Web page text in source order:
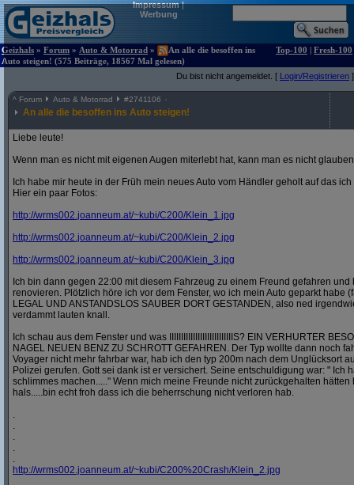
Impressum|
Werbung
Geizhals » Forum » Auto & Motorrad »
An alle die besoffen ins
Auto steigen! (575 Beiträge, 18567 Mal gelesen)
Top-100 | Fresh-100
Du bist nicht angemeldet. [ Login/Registrieren ]
^ Forum Auto & Motorrad #2741106
An alle die besoffen ins Auto steigen!
Liebe leute!
Wenn man es nicht mit eigenen Augen miterlebt hat, kann man es nicht
Ich habe mir heute in der Früh mein neues Auto vom Händler geholt auf das
Hier ein paar Fotos:
http://wrms002.joanneum.at/~kubi/C200/Klein_1.jpg
http://wrms002.joanneum.at/~kubi/C200/Klein_2.jpg
http://wrms002.joanneum.at/~kubi/C200/Klein_3.jpg
Ich bin dann gegen 22:00 mit diesem Fahrzeug zu einem Freund gefahren
renovieren. Plötzlich höre ich vor dem Fenster, wo ich mein Auto geparkt habe
LEGAL UND ANSTANDSLOS SAUBER DORT GESTANDEN, also ned
verdammt lauten knall.
Ich schau aus dem Fenster und was IIIIIIIIIIIIIIIIIIIIIIIIIIIS? EIN VERHURTER
NAGEL NEUEN BENZ ZU SCHROTT GEFAHREN. Der Typ wollte dann noch
Voyager nicht mehr fahrbar war, hab ich den typ 200m nach dem Unglücksort
Polizei gerufen. Gott sei dank ist er versichert. Seine entschuldigung war: " Ich
schlimmes machen....." Wenn mich meine Freunde nicht zurückgehalten
hals.....bin echt froh dass ich die beherrschung nicht verloren hab.
.
.
.
.
.
http://wrms002.joanneum.at/~kubi/C200%20Crash/Klein_2.jpg